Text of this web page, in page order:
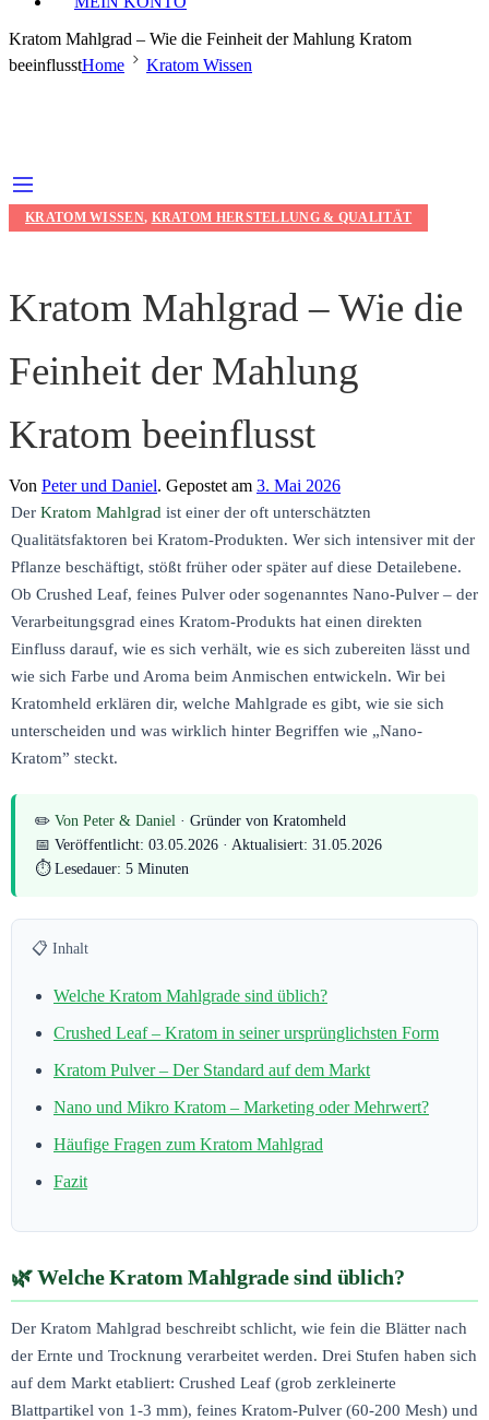
Kratom Mahlgrad – Wie die Feinheit der Mahlung Kratom
beeinflusstHome Kratom Wissen
KRATOM WISSEN, KRATOM HERSTELLUNG & QUALITÄT
Kratom Mahlgrad – Wie die
Feinheit der Mahlung
Kratom beeinflusst
Von Peter und Daniel. Gepostet am 3. Mai 2026
Der Kratom Mahlgrad ist einer der oft unterschätzten
Qualitätsfaktoren bei Kratom-Produkten. Wer sich intensiver mit der
Pflanze beschäftigt, stößt früher oder später auf diese Detailebene.
Ob Crushed Leaf, feines Pulver oder sogenanntes Nano-Pulver – der
Verarbeitungsgrad eines Kratom-Produkts hat einen direkten
Einfluss darauf, wie es sich verhält, wie es sich zubereiten lässt und
wie sich Farbe und Aroma beim Anmischen entwickeln. Wir bei
Kratomheld erklären dir, welche Mahlgrade es gibt, wie sie sich
unterscheiden und was wirklich hinter Begriffen wie „Nano-
Kratom” steckt.
✏️ Von Peter & Daniel · Gründer von Kratomheld
📅 Veröffentlicht: 03.05.2026 · Aktualisiert: 31.05.2026
⏱ Lesedauer: 5 Minuten
📋 Inhalt
Welche Kratom Mahlgrade sind üblich?
Crushed Leaf – Kratom in seiner ursprünglichsten Form
Kratom Pulver – Der Standard auf dem Markt
Nano und Mikro Kratom – Marketing oder Mehrwert?
Häufige Fragen zum Kratom Mahlgrad
Fazit
Welche Kratom Mahlgrade sind üblich?
Der Kratom Mahlgrad beschreibt schlicht, wie fein die Blätter nach
der Ernte und Trocknung verarbeitet werden. Drei Stufen haben sich
auf dem Markt etabliert: Crushed Leaf (grob zerkleinerte
Blattpartikel von 1-3 mm), feines Kratom-Pulver (60-200 Mesh) und